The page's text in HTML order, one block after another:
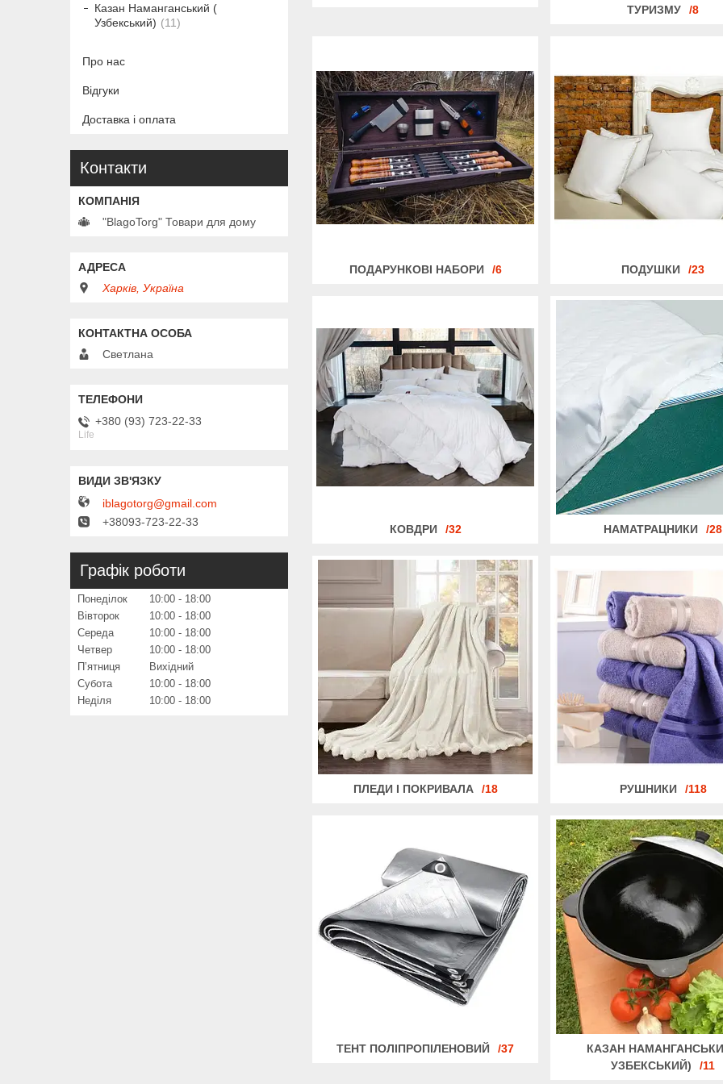
ТУРИЗМУ
8
ПОДАРУНКОВІ НАБОРИ 6 ПОДУШКИ 23
КОВДРИ 32 НАМАТРАЦНИКИ 28
ПЛЕДИ І ПОКРИВАЛА 18 РУШНИКИ 118
ТЕНТ ПОЛІПРОПІЛЕНОВИЙ 37
КАЗАН
УЗБЕКСЬКИЙ)
11
Казан Наманганський (
Узбекський)
11
Про нас
Відгуки
Доставка і оплата
Контакти
"BlagoTorg" Товари для дому
Харків, Україна
Светлана
+380 (93) 723-22-33
Life
iblagotorg@gmail.com
+38093-723-22-33
Графік роботи
Понеділок 10:00
18:00
Вівторок
10:00
18:00
Середа
10:00
18:00
Четвер
10:00
18:00
Пʼятниця
Вихідний
Субота
10:00
18:00
Неділя
10:00 18:00